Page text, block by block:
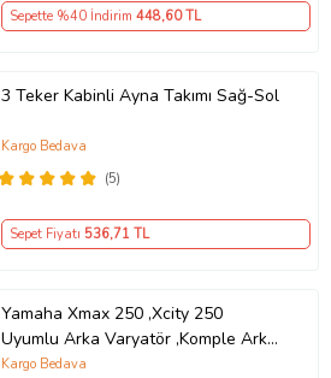
Sepette %40 İndirim 448,60 TL
3 Teker Kabinli Ayna Takımı Sağ-Sol
(5)
Kargo Bedava
Sepet Fiyatı 536,71 TL
Yamaha Xmax 250 ,Xcity 250
Uyumlu Arka Varyatör ,Komple Arka
Debriyaj 2006-17 Arasmoto (Siyah)
Kargo Bedava